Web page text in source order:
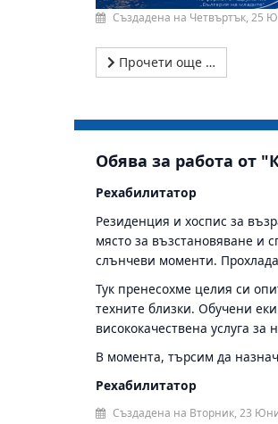
Създадена на Четвъртък, 25
Прочети още …
Обява за работа от
Рехабилитатор
Резиденция и хоспис за
място за възстановяване и
слънчеви моменти.
Тук пренесохме целия си
техните близки. Обучени
висококачествена услуга
В момента, търсим да
Рехабилитатор
Създадена на Вторник, 23